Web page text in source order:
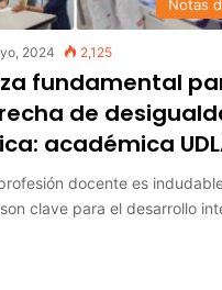
Notas
2024 2,125
fundamental
de
académica
docente es
clave para el desarrollo